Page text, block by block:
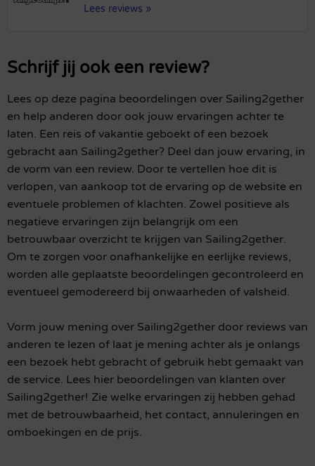
Lees reviews »
Schrijf jij ook een review?
Lees op deze pagina beoordelingen over Sailing2gether
en help anderen door ook jouw ervaringen achter te
laten. Een reis of vakantie geboekt of een bezoek
gebracht aan Sailing2gether? Deel dan jouw ervaring, in
de vorm van een review. Door te vertellen hoe dit is
verlopen, van aankoop tot de ervaring op de website en
eventuele problemen of klachten. Zowel positieve als
negatieve ervaringen zijn belangrijk om een
betrouwbaar overzicht te krijgen van Sailing2gether.
Om te zorgen voor onafhankelijke en eerlijke reviews,
worden alle geplaatste beoordelingen gecontroleerd en
eventueel gemodereerd bij onwaarheden of valsheid.
Vorm jouw mening over Sailing2gether door reviews van
anderen te lezen of laat je mening achter als je onlangs
een bezoek hebt gebracht of gebruik hebt gemaakt van
de service. Lees hier beoordelingen van klanten over
Sailing2gether! Zie welke ervaringen zij hebben gehad
met de betrouwbaarheid, het contact, annuleringen en
omboekingen en de prijs.